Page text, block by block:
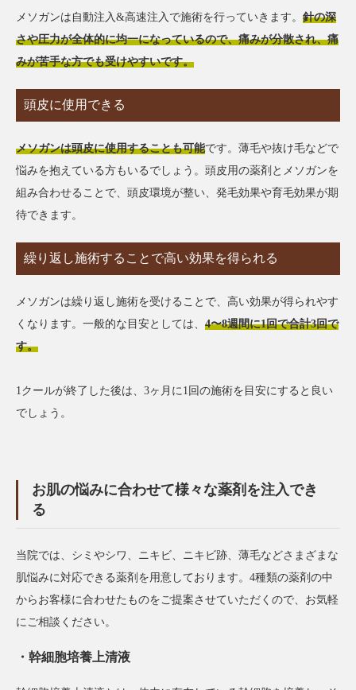
メソガンは自動注入&高速注入で施術を行っていきます。 針の深
さや圧力が全体的に均一になっているので、痛みが分散され、痛
みが苦手な方でも受けやすいです。
頭皮に使用できる
メソガンは頭皮に使用することも可能です。薄毛や抜け毛などで
悩みを抱えている方もいるでしょう。頭皮用の薬剤とメソガンを
組み合わせることで、頭皮環境が整い、発毛効果や育毛効果が期
待できます。
繰り返し施術することで高い効果を得られる
メソガンは繰り返し施術を受けることで、高い効果が得られやす
くなります。一般的な目安としては、 4〜8週間に1回で合計3回で
す。
1クールが終了した後は、3ヶ月に1回の施術を目安にすると良い
でしょう。
お肌の悩みに合わせて様々な薬剤を注入でき
る
当院では、シミやシワ、ニキビ、ニキビ跡、薄毛などさまざまな
肌悩みに対応できる薬剤を用意しております。4種類の薬剤の中
からお客様に合わせたものをご提案させていただくので、お気軽
にご相談ください。
幹細胞培養上清液